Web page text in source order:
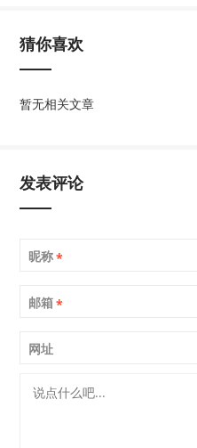
猜你喜欢
暂无相关文章
发表评论
昵称*
邮箱*
网址